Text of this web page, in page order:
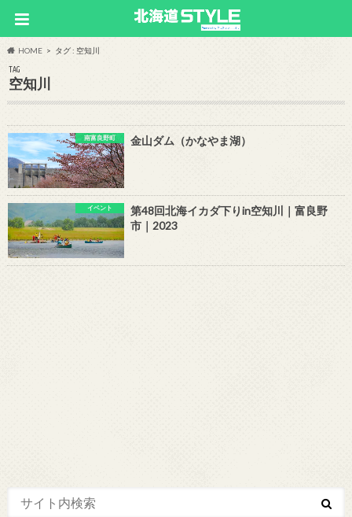
HOME タグ : 空知川
TAG
空知川
南富良野町 金山ダム（かなやま湖）
イベント
第48回北海イカダ下りin空知川｜富良野
市｜2023